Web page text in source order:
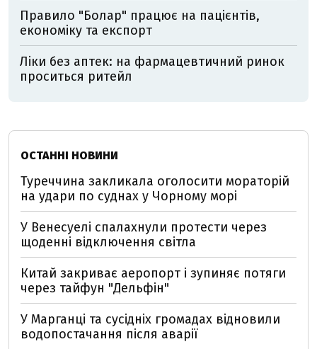
Правило "Болар" працює на пацієнтів,
економіку та експорт
Ліки без аптек: на фармацевтичний ринок
проситься ритейл
ОСТАННІ НОВИНИ
Туреччина закликала оголосити мораторій
на удари по суднах у Чорному морі
У Венесуелі спалахнули протести через
щоденні відключення світла
Китай закриває аеропорт і зупиняє потяги
через тайфун "Дельфін"
У Марганці та сусідніх громадах відновили
водопостачання після аварії